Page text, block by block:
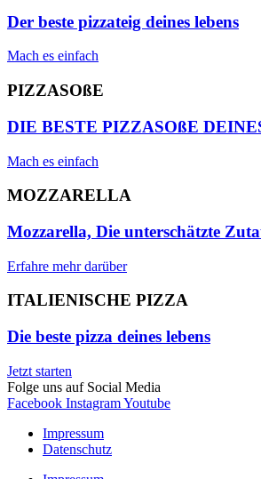
Der beste pizzateig deines lebens
Mach es einfach
PIZZASOßE
DIE BESTE PIZZASOßE
Mach es einfach
MOZZARELLA
Mozzarella, Die unterschätzte
Erfahre mehr darüber
ITALIENISCHE PIZZA
Die beste pizza deines lebens
Jetzt starten
Folge uns auf Social Media
Facebook InstagramYoutube
Impressum
Datenschutz